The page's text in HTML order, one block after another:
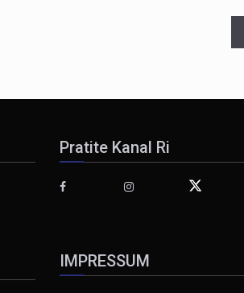
Pratite Kanal Ri
IMPRESSUM